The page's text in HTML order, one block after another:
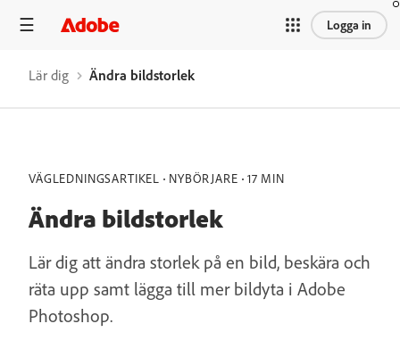
Logga in
Lär dig Ändra bildstorlek
VÄGLEDNINGSARTIKEL NYBÖRJARE 17 MIN
Ändra bildstorlek
Lär dig att ändra storlek på en bild, beskära och
räta upp samt lägga till mer bildyta i Adobe
Photoshop.